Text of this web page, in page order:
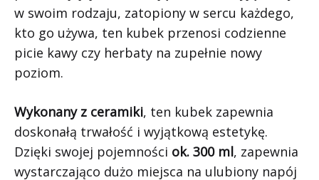
w swoim rodzaju, zatopiony w sercu każdego,
kto go używa, ten kubek przenosi codzienne
picie kawy czy herbaty na zupełnie nowy
poziom.
Wykonany z ceramiki, ten kubek zapewnia
doskonałą trwałość i wyjątkową estetykę.
Dzięki swojej pojemności ok. 300 ml, zapewnia
wystarczająco dużo miejsca na ulubiony napój